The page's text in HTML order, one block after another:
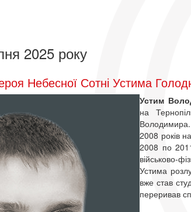
2025 року
Небесної Сотні Устима
Устим
на
2008 років
2008 по
військово-
Устима
вже став
переривав